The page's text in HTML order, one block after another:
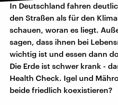
In Deutschland fahren
den Straßen als für den
schauen, woran es liegt.
sagen, dass ihnen bei
wichtig ist und essen dann
Die Erde ist schwer krank -
Health Check. Igel und
beide friedlich koexistieren?